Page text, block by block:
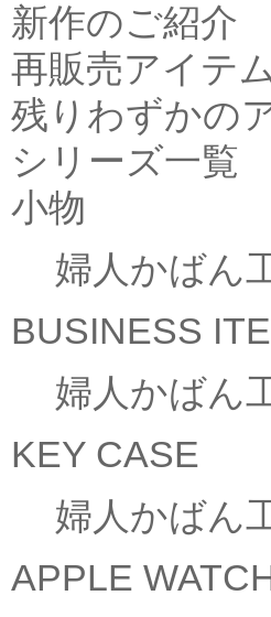
新作のご紹介
再販売アイテ
残りわずかの
シリーズ一覧
小物
婦人かばん
BUSINESS
婦人かばん
KEY CASE
婦人かばん
APPLE